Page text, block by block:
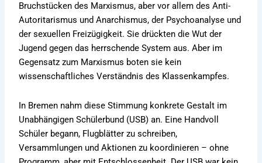
Bruchstücken des Marxismus, aber vor allem des Anti-
Autoritarismus und Anarchismus, der Psychoanalyse und
der sexuellen Freizügigkeit. Sie drückten die Wut der
Jugend gegen das herrschende System aus. Aber im
Gegensatz zum Marxismus boten sie kein
wissenschaftliches Verständnis des Klassenkampfes.
In Bremen nahm diese Stimmung konkrete Gestalt im
Unabhängigen Schülerbund (USB) an. Eine Handvoll
Schüler begann, Flugblätter zu schreiben,
Versammlungen und Aktionen zu koordinieren – ohne